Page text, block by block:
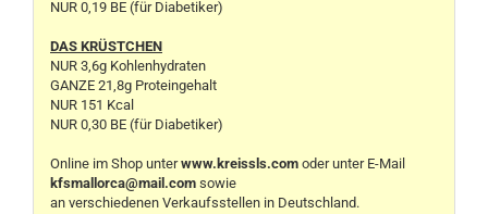
NUR 0,19 BE (für Diabetiker)
DAS KRÜSTCHEN
NUR 3,6g Kohlenhydraten
GANZE 21,8g Proteingehalt
NUR 151 Kcal
NUR 0,30 BE (für Diabetiker)
Online im Shop unterwww.kreissls.com oder unter E-Mail
kfsmallorca@mail.com sowie
an verschiedenen Verkaufsstellen in Deutschland.